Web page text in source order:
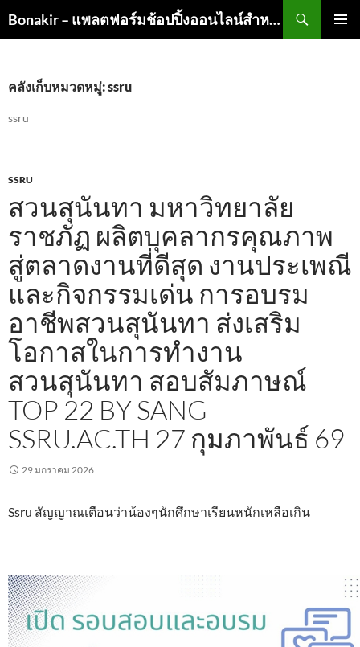
Bonakir – แพลตฟอร์มช้อปปิ้งออนไลน์สำหรับสินค้าคุณภาพ
เนื้อหา
คลังเก็บหมวดหมู่: ssru
ssru
SSRU
สวนสุนันทา มหาวิทยาลัย
ราชภัฏ ผลิตบุคลากรคุณภาพ
สู่ตลาดงานที่ดีสุด งานประเพณี
และกิจกรรมเด่น การอบรม
อาชีพสวนสุนันทา ส่งเสริม
โอกาสในการทำงาน
สวนสุนันทา สอบสัมภาษณ์
TOP 22 BY SANG
SSRU.AC.TH 27 กุมภาพันธ์ 69
29 มกราคม 2026
Ssru สัญญาณเตือนว่าน้องๆนักศึกษาเรียนหนักเหลือเกิน